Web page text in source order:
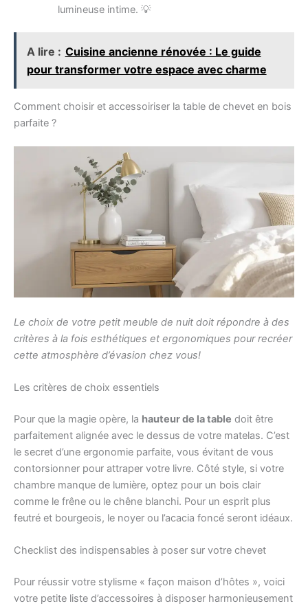
lumineuse intime. 💡
A lire : Cuisine ancienne rénovée : Le guide
pour transformer votre espace avec charme
Comment choisir et accessoiriser la table de chevet en bois
parfaite ?
Le choix de votre petit meuble de nuit doit répondre à des
critères à la fois esthétiques et ergonomiques pour recréer
cette atmosphère d’évasion chez vous!
Les critères de choix essentiels
Pour que la magie opère, la hauteur de la table doit être
parfaitement alignée avec le dessus de votre matelas. C’est
le secret d’une ergonomie parfaite, vous évitant de vous
contorsionner pour attraper votre livre. Côté style, si votre
chambre manque de lumière, optez pour un bois clair
comme le frêne ou le chêne blanchi. Pour un esprit plus
feutré et bourgeois, le noyer ou l’acacia foncé seront idéaux.
Checklist des indispensables à poser sur votre chevet
Pour réussir votre stylisme « façon maison d’hôtes », voici
votre petite liste d’accessoires à disposer harmonieusement